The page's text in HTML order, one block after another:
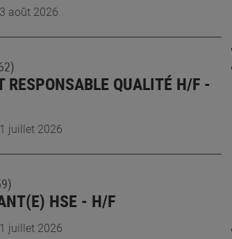
août 2026
RESPONSABLE QUALITÉ H/F -
juillet 2026
HSE - H/F
juillet 2026